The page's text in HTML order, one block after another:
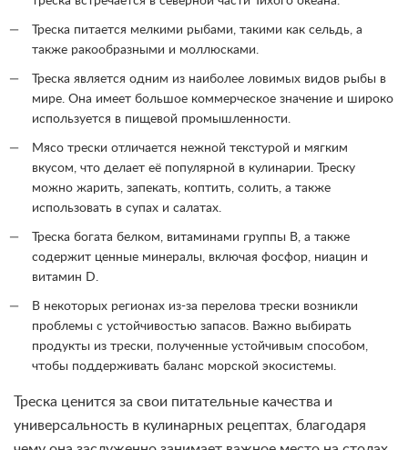
Треска питается мелкими рыбами, такими как сельдь, а
также ракообразными и моллюсками.
Треска является одним из наиболее ловимых видов рыбы в
мире. Она имеет большое коммерческое значение и широко
используется в пищевой промышленности.
Мясо трески отличается нежной текстурой и мягким
вкусом, что делает её популярной в кулинарии. Треску
можно жарить, запекать, коптить, солить, а также
использовать в супах и салатах.
Треска богата белком, витаминами группы B, а также
содержит ценные минералы, включая фосфор, ниацин и
витамин D.
В некоторых регионах из-за перелова трески возникли
проблемы с устойчивостью запасов. Важно выбирать
продукты из трески, полученные устойчивым способом,
чтобы поддерживать баланс морской экосистемы.
Треска ценится за свои питательные качества и
универсальность в кулинарных рецептах, благодаря